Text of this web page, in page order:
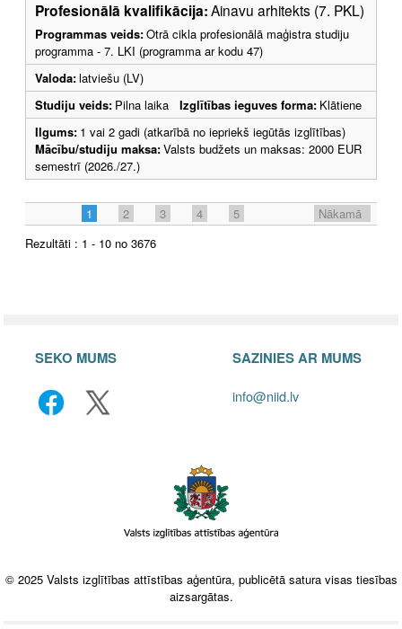
Profesionālā kvalifikācija:Ainavu arhitekts (7. PKL)
Programmas veids:Otrā cikla profesionālā maģistra studiju
programma - 7. LKI (programma ar kodu 47)
Valoda:latviešu (LV)
Studiju veids: Pilna laika Izglītības ieguves forma: Klātiene
Ilgums: 1 vai 2 gadi (atkarībā no iepriekš iegūtās izglītības)
Mācību/studiju maksa:Valsts budžets un maksas: 2000 EUR
semestrī (2026./27.)
1 2 3 4 5
Nākamā
Rezultāti : 1 - 10 no 3676
SEKO MUMS SAZINIES AR MUMS
info@niid.lv
© 2025 Valsts izglītības attīstības aģentūra, publicētā satura visas tiesības
aizsargātas.